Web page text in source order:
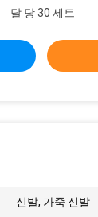
달 당 30 세트
신발, 가죽 신발